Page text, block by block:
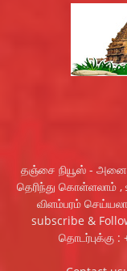
தஞ்சை நியூஸ் -
தெரிந்து கொள்ளலாம்
விளம்பரம்
subscribe &
தொடர்புக்கு :